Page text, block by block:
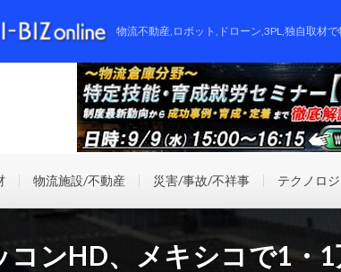
物流不動産,ロボット,ドローン,3PL,独自取材
物流施設/不動産 災害/事故/不祥事 テクノロ
コンHD、メキシコで1・